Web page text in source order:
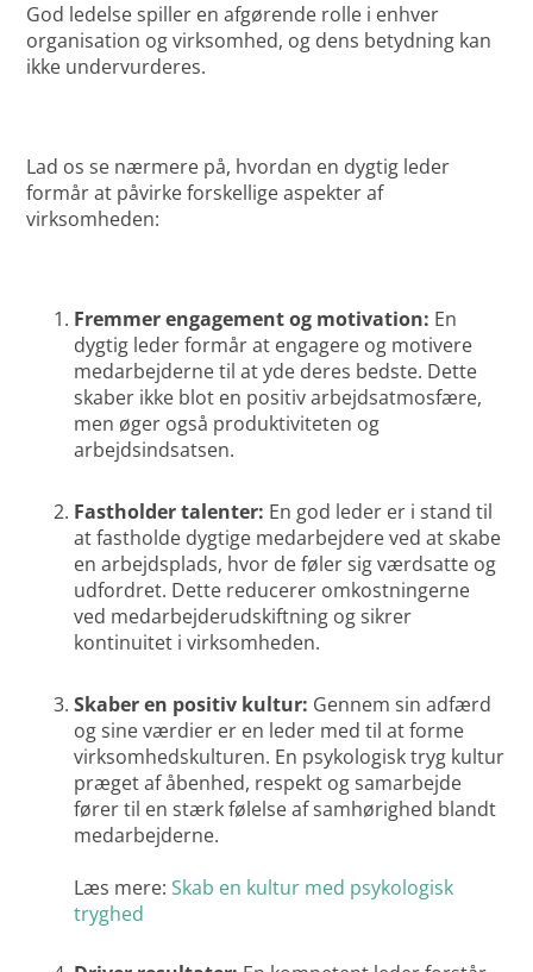
God ledelse spiller en afgørende rolle i enhver
organisation og virksomhed, og dens betydning kan
ikke undervurderes.
Lad os se nærmere på, hvordan en dygtig leder
formår at påvirke forskellige aspekter af
virksomheden:
Fremmer engagement og motivation: En
dygtig leder formår at engagere og motivere
medarbejderne til at yde deres bedste. Dette
skaber ikke blot en positiv arbejdsatmosfære,
men øger også produktiviteten og
arbejdsindsatsen.
Fastholder talenter: En god leder er i stand til
at fastholde dygtige medarbejdere ved at skabe
en arbejdsplads, hvor de føler sig værdsatte og
udfordret. Dette reducerer omkostningerne
ved medarbejderudskiftning og sikrer
kontinuitet i virksomheden.
Skaber en positiv kultur: Gennem sin adfærd
og sine værdier er en leder med til at forme
virksomhedskulturen. En psykologisk tryg kultur
præget af åbenhed, respekt og samarbejde
fører til en stærk følelse af samhørighed blandt
medarbejderne.
Læs mere:Skab en kultur med psykologisk
tryghed